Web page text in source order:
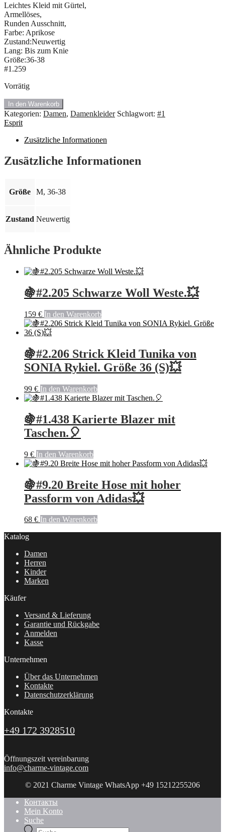
Leichtes Kleid mit Gürtel,
Armellöses,
Runden Ausschnitt,
Farbe: Aprikose
Zustand:Neuwertig
Lang: Bis zum Knie
Größe:36-38
#1.259
Vorrätig
🍇
#1.259
Kleid
von
Esprit.
Menge
In den Warenkorb
Kategorien: Damen, Damenkleider Schlagwort: #1
Esprit
Zusätzliche Informationen
Zusätzliche Informationen
Größe M, 36-38
Zustand Neuwertig
Ähnliche Produkte
🍇#2.205 Schwarze Woll Weste.💥
159 € In den Warenkorb
🍇#2.206 Strick Kleid Tunika von
SONIA Rykiel. Größe 36 (S)💥
99 € In den Warenkorb
🍇#1.438 Karierte Blazer mit
Taschen.🎈
9 € In den Warenkorb
🍇#9.20 Breite Hose mit hoher
Passform von Adidas💥
68 € In den Warenkorb
Katalog
Damen
Herren
Kinder
Marken
Käufer
Versand & Lieferung
Garantie und Rückgabe
Anmelden
Kasse
Unternehmen
Über das Unternehmen
Kontakte
Datenschutzerklärung
Kontakte
+49 172 3928510
Öffnungszeit vereinbarung
info@charme-vintage.com
© 2021 Charme Vintage WhatsApp +49 15212255206
Контакты
Mein Konto
Suche
Products